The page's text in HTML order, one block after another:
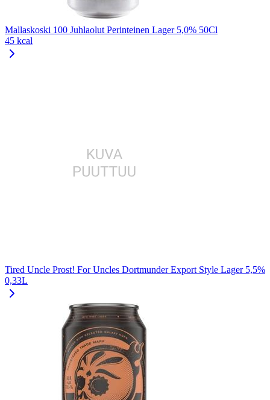
Mallaskoski 100 Juhlaolut Perinteinen Lager 5,0% 50Cl
45 kcal
Tired Uncle Prost! For Uncles Dortmunder Export Style Lager 5,5%
0,33L